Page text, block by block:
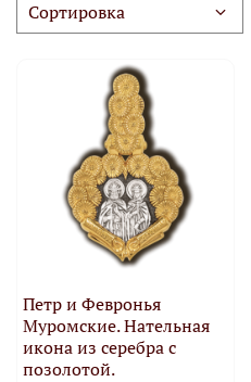
Петр и Февронья
Муромские. Нательная
икона из серебра с
позолотой.